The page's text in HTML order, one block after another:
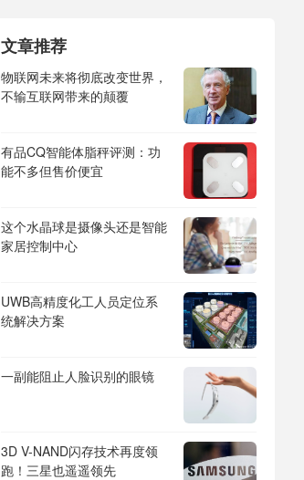
文章推荐
物联网未来将彻底改变世界，
不输互联网带来的颠覆
有品CQ智能体脂秤评测：功
能不多但售价便宜
这个水晶球是摄像头还是智能
家居控制中心
UWB高精度化工人员定位系
统解决方案
一副能阻止人脸识别的眼镜
3D V-NAND闪存技术再度领
跑！三星也遥遥领先